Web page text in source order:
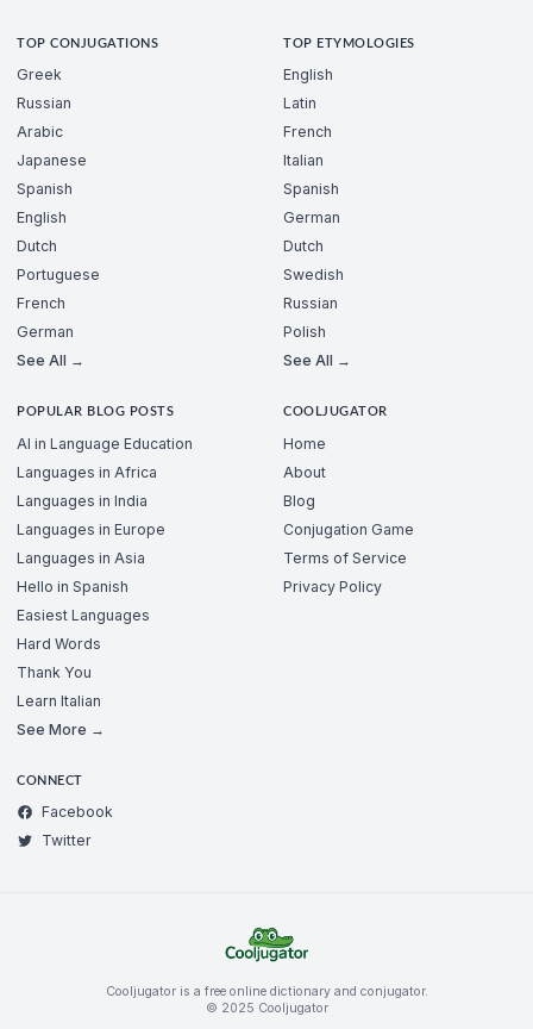
TOP CONJUGATIONS
Greek
Russian
Arabic
Japanese
Spanish
English
Dutch
Portuguese
French
German
See All →
TOP ETYMOLOGIES
English
Latin
French
Italian
Spanish
German
Dutch
Swedish
Russian
Polish
See All →
POPULAR BLOG POSTS
AI in Language Education
Languages in Africa
Languages in India
Languages in Europe
Languages in Asia
Hello in Spanish
Easiest Languages
Hard Words
Thank You
Learn Italian
See More →
COOLJUGATOR
Home
About
Blog
Conjugation Game
Terms of Service
Privacy Policy
CONNECT
Facebook
Twitter
Cooljugator is a free online dictionary and conjugator.
© 2025 Cooljugator